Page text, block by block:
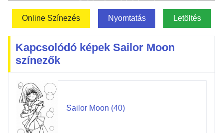
Online Színezés Nyomtatás Letöltés
Kapcsolódó képek Sailor Moon
színezők
Sailor Moon (40)